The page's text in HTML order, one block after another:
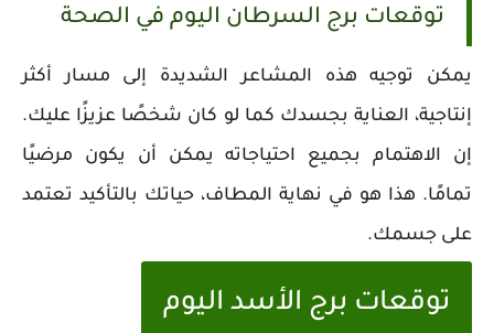
توقعات برج السرطان اليوم في الصحة
يمكن توجيه هذه المشاعر الشديدة إلى مسار أكثر
إنتاجية، العناية بجسدك كما لو كان شخصًا عزيزًا عليك.
إن الاهتمام بجميع احتياجاته يمكن أن يكون مرضيًا
تمامًا. هذا هو في نهاية المطاف، حياتك بالتأكيد تعتمد
على جسمك.
توقعات برج الأسد اليوم